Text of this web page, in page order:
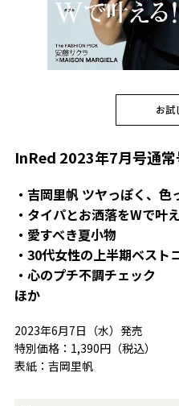
お試
InRed 2023年7月号通常
・吉岡里帆 ツヤっぽく、
・タイパとお洒落をWで叶
・愛すべき夏小物
・30代女性の上半期ベスト
・心のプチ不調チェック
ほか
2023年6月7日（水）発売
特別価格：1,390円（税込）
表紙：吉岡里帆